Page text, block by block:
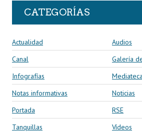
CATEGORÍAS
Actualidad
Audios
Canal
Galería
Infografías
Mediateca
Notas informativas
Noticias
Portada
RSE
Tanquillas
Vídeos